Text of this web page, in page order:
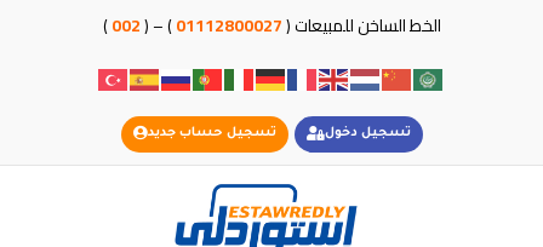
الخط الساخن للمبيعات (01112800027
) – (
002
)
تسجيل دخول تسجيل حساب جديد